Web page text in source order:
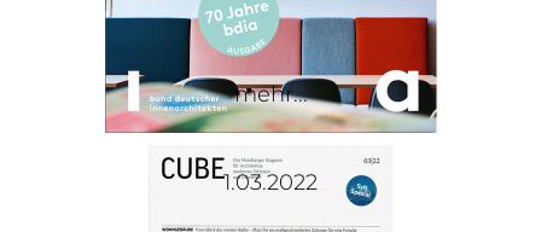
mehr...
1.03.2022